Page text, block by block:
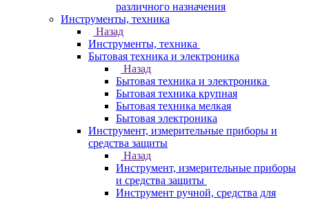
различного назначения
Инструменты, техника
Назад
Инструменты, техника
Бытовая техника и электроника
Назад
Бытовая техника и электроника
Бытовая техника крупная
Бытовая техника мелкая
Бытовая электроника
Инструмент, измерительные приборы и
средства защиты
Назад
Инструмент, измерительные приборы
и средства защиты
Инструмент ручной, средства для